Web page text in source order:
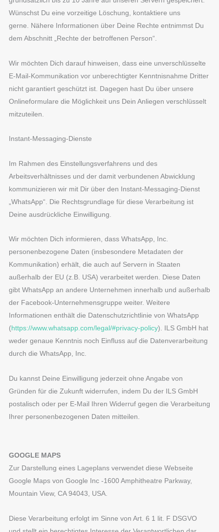
Wünschst Du eine vorzeitige Löschung, kontaktiere uns
gerne. Nähere Informationen über Deine Rechte entnimmst Du
dem Abschnitt „Rechte der betroffenen Person“.
Wir möchten Dich darauf hinweisen, dass eine unverschlüsselte
E-Mail-Kommunikation vor unberechtigter Kenntnisnahme Dritter
nicht garantiert geschützt ist. Dagegen hast Du über unsere
Onlineformulare die Möglichkeit uns Dein Anliegen verschlüsselt
mitzuteilen.
Instant-Messaging-Dienste
Im Rahmen des Einstellungsverfahrens und des
Arbeitsverhältnisses und der damit verbundenen Abwicklung
kommunizieren wir mit Dir über den Instant-Messaging-Dienst
„WhatsApp“. Die Rechtsgrundlage für diese Verarbeitung ist
Deine ausdrückliche Einwilligung.
Wir möchten Dich informieren, dass WhatsApp, Inc.
personenbezogene Daten (insbesondere Metadaten der
Kommunikation) erhält, die auch auf Servern in Staaten
außerhalb der EU (z.B. USA) verarbeitet werden. Diese Daten
gibt WhatsApp an andere Unternehmen innerhalb und außerhalb
der Facebook-Unternehmensgruppe weiter. Weitere
Informationen enthält die Datenschutzrichtlinie von WhatsApp
(https://www.whatsapp.com/legal/#privacy-policy). ILS GmbH hat
weder genaue Kenntnis noch Einfluss auf die Datenverarbeitung
durch die WhatsApp, Inc.
Du kannst Deine Einwilligung jederzeit ohne Angabe von
Gründen für die Zukunft widerrufen, indem Du der ILS GmbH
postalisch oder per E-Mail Ihren Widerruf gegen die Verarbeitung
Ihrer personenbezogenen Daten mitteilen.
GOOGLE MAPS
Zur Darstellung eines Lageplans verwendet diese Webseite
Google Maps von Google Inc -1600 Amphitheatre Parkway,
Mountain View, CA 94043, USA.
Diese Verarbeitung erfolgt im Sinne von Art. 6 1 lit. F DSGVO